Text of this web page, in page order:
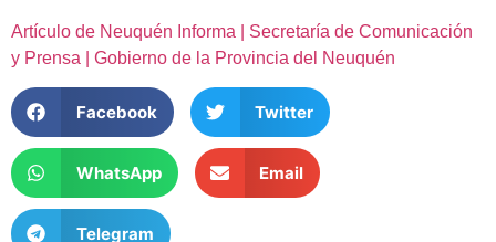
Artículo de Neuquén Informa | Secretaría de Comunicación
y Prensa | Gobierno de la Provincia del Neuquén
Facebook Twitter
WhatsApp Email
Telegram